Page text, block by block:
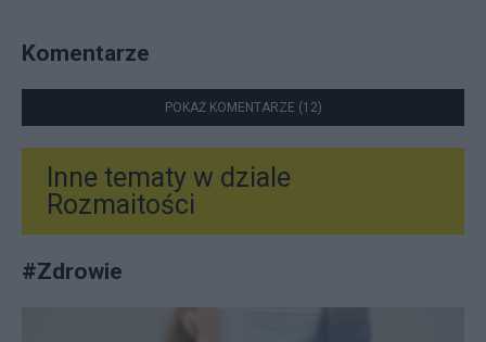
Komentarze
POKAŻ KOMENTARZE (12)
Inne tematy w dziale
Rozmaitości
#Zdrowie